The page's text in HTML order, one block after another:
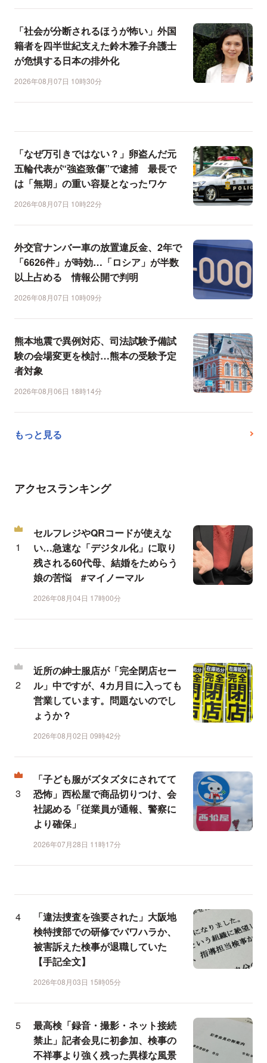
「社会が分断されるほうが怖い」外国
籍者を四半世紀支えた鈴木雅子弁護士
が危惧する日本の排外化
2026年08月07日 10時30分
「なぜ万引きではない？」卵盗んだ元
五輪代表が“強盗致傷”で逮捕 最長で
は「無期」の重い容疑となったワケ
2026年08月07日 10時22分
外交官ナンバー車の放置違反金、2年で
「6626件」が時効…「ロシア」が半数
以上占める 情報公開で判明
2026年08月07日 10時09分
熊本地震で異例対応、司法試験予備試
験の会場変更を検討…熊本の受験予定
者対象
2026年08月06日 18時14分
もっと見る
アクセスランキング
セルフレジやQRコードが使えな
い…急速な「デジタル化」に取り
残される60代母、結婚をためらう
娘の苦悩 #マイノーマル
2026年08月04日 17時00分
近所の紳士服店が「完全閉店セー
ル」中ですが、4カ月目に入っても
営業しています。問題ないのでし
ょうか？
2026年08月02日 09時42分
「子ども服がズタズタにされてて
恐怖」西松屋で商品切りつけ、会
社認める「従業員が通報、警察に
より確保」
2026年07月28日 11時17分
「違法捜査を強要された」大阪地
検特捜部での研修でパワハラか、
被害訴えた検事が退職していた
【手記全文】
2026年08月03日 15時05分
最高検「録音・撮影・ネット接続
禁止」記者会見に初参加、検事の
不祥事より強く残った異様な風景